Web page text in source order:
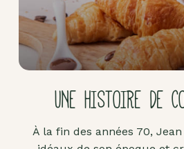
UNE HISTOIRE DE
À la fin des années 70,